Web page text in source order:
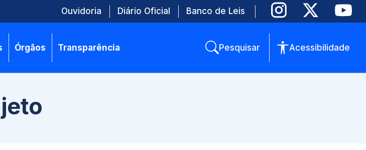
Ouvidoria Diário Oficial Banco de Leis
Órgãos Transparência Pesquisar Acessibilidade